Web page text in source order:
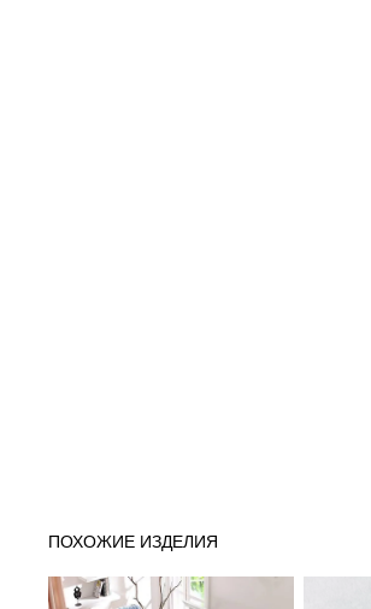
ПОХОЖИЕ ИЗДЕЛИЯ